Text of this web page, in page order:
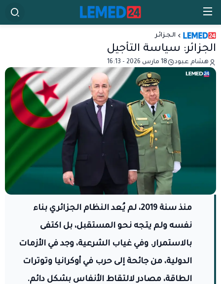
الـجـزائـر
الجزائر: سياسة التأجيل
هشام عبود 18 مارس 2026 - 16:13
منذ سنة 2019، لم يُعد النظام الجزائري بناء
نفسه ولم يتجه نحو المستقبل، بل اكتفى
بالاستمرار. وفي غياب الشرعية، وجد في الأزمات
الدولية، من جائحة إلى حرب في أوكرانيا وتوترات
الطاقة، مصادر لالتقاط الأنفاس بشكل دائم.